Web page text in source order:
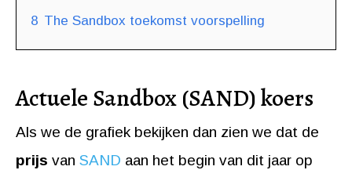
8 The Sandbox toekomst voorspelling
Actuele Sandbox (SAND) koers
Als we de grafiek bekijken dan zien we dat de
prijs van SAND aan het begin van dit jaar op